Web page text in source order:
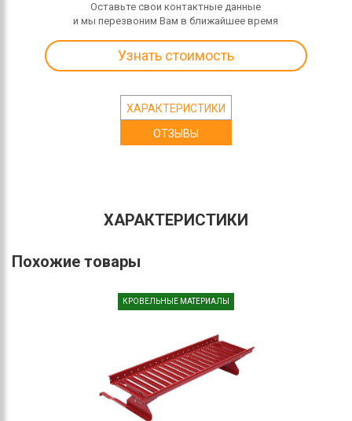
Оставьте свои контактные данные
и мы перезвоним Вам в ближайшее время
Узнать стоимость
ХАРАКТЕРИСТИКИ
ОТЗЫВЫ
ХАРАКТЕРИСТИКИ
Похожие товары
КРОВЕЛЬНЫЕ МАТЕРИАЛЫ